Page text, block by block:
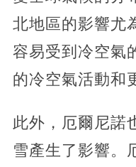
北地區的影響尤
容易受到冷空氣
的冷空氣活動和
此外，厄爾尼諾
雪產生了影響。